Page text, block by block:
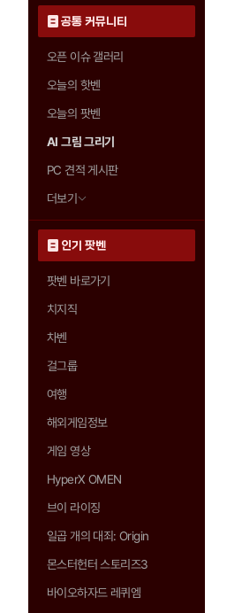
공통 커뮤니티
오픈 이슈 갤러리
오늘의 핫벤
오늘의 팟벤
AI 그림 그리기
PC 견적 게시판
더보기
인기 팟벤
팟벤 바로가기
치지직
차벤
걸그룹
여행
해외게임정보
게임 영상
HyperX OMEN
브이 라이징
일곱 개의 대죄: Origin
몬스터헌터 스토리즈3
바이오하자드 레퀴엠